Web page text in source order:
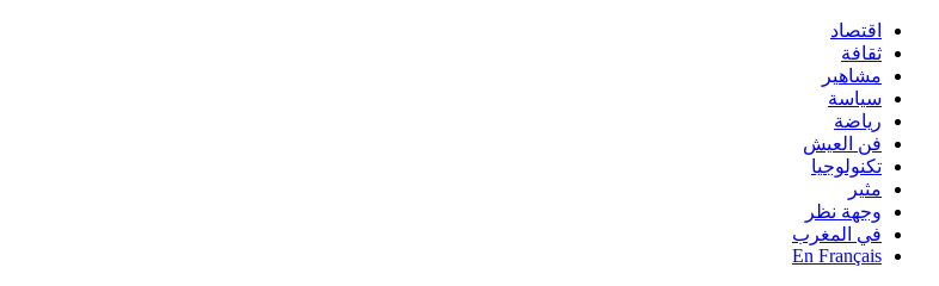
اقتصاد
ثقافة
مشاهير
سياسة
رياضة
فن العيش
تكنولوجيا
مثير
وجهة نظر
في المغرب
En Français